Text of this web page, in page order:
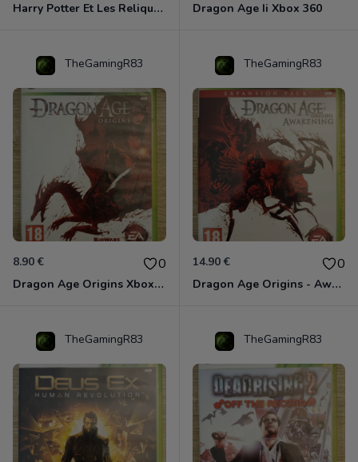
Harry Potter Et Les Reliques De La Mort - 1ère Partie Xbox 360 Dragon Age Ii Xbox 360
TheGamingR83
8.90 € 0
Dragon Age Origins Xbox 360
TheGamingR83
14.90 € 0
Dragon Age Origins - Awakening Xbox 360
TheGamingR83 TheGamingR83